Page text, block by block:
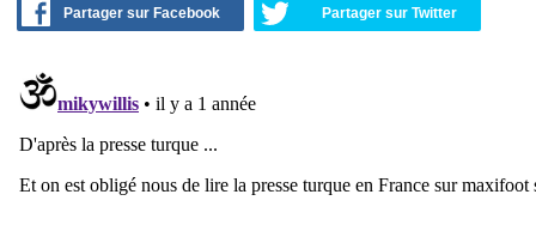
Partager sur Facebook Partager sur Twitter